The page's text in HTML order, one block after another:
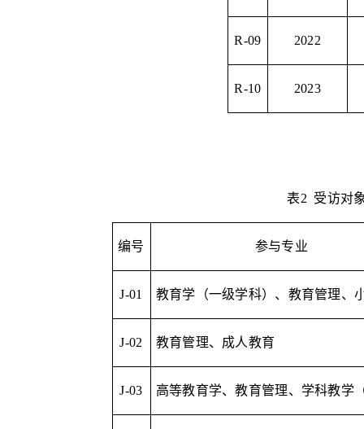
R-09 2022
R-10 2023
表2 受访对
编号 参与专业
J-01 教育学（一级学科）、教育管理、
J-02 教育管理、成人教育
J-03 高等教育学、教育管理、学科教学